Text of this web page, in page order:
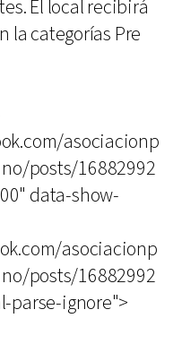
El local recibirá
la categorías Pre
asociacionp
posts/16882992
data-show-
asociacionp
posts/16882992
parse-ignore">